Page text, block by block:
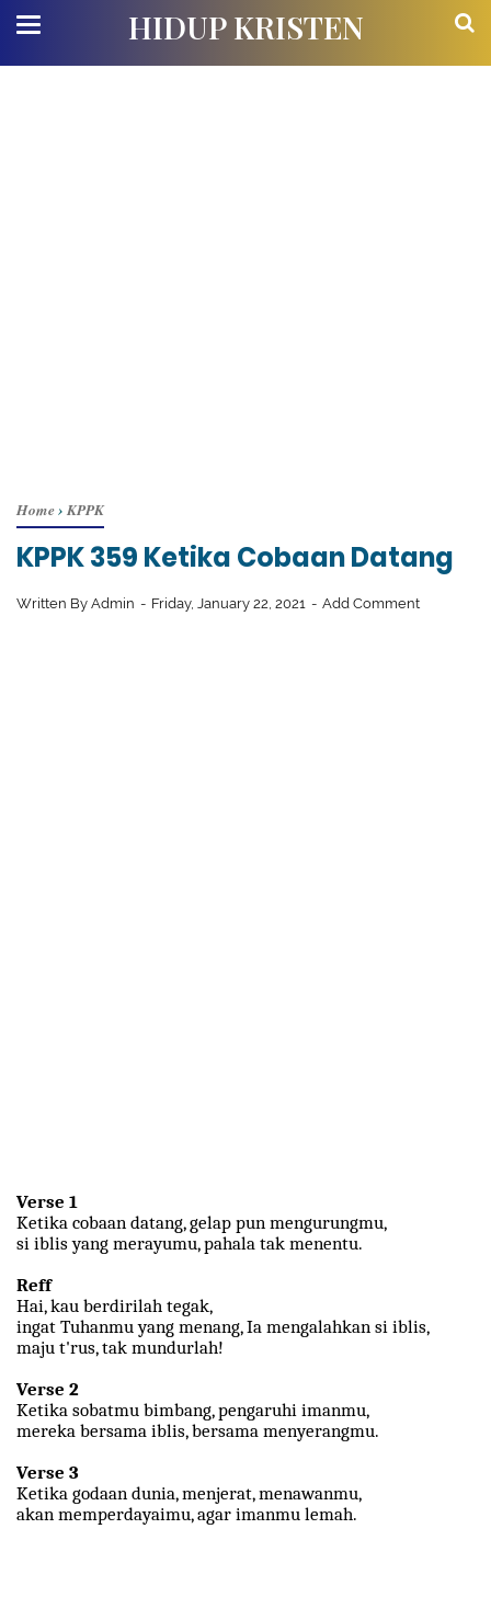
HIDUP KRISTEN
Home› KPPK
KPPK 359 Ketika Cobaan Datang
Written By Admin Friday, January 22, 2021 Add Comment
Verse 1
Ketika cobaan datang, gelap pun mengurungmu,
si iblis yang merayumu, pahala tak menentu.
Reff
Hai, kau berdirilah tegak,
ingat Tuhanmu yang menang, Ia mengalahkan si iblis,
maju t'rus, tak mundurlah!
Verse 2
Ketika sobatmu bimbang, pengaruhi imanmu,
mereka bersama iblis, bersama menyerangmu.
Verse 3
Ketika godaan dunia, menjerat, menawanmu,
akan memperdayaimu, agar imanmu lemah.